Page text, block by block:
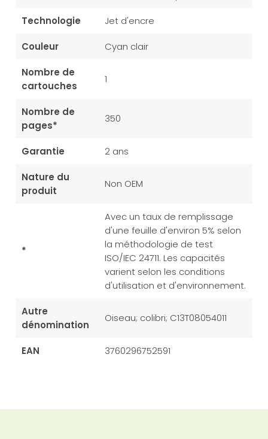
Technologie Jet d'encre
Couleur Cyan clair
Nombre de
cartouches
1
Nombre de
pages*
350
Garantie 2 ans
Nature du
produit
Non OEM
*
Avec un taux de remplissage
d'une feuille d'environ 5% selon
la méthodologie de test
ISO/IEC 24711. Les capacités
varient selon les conditions
d'utilisation et d'environnement.
Autre
dénomination
Oiseau; colibri; C13T08054011
EAN 3760296752591